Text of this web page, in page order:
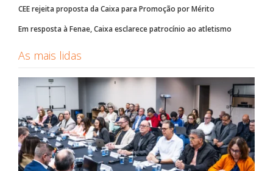
CEE rejeita proposta da Caixa para Promoção por Mérito
Em resposta à Fenae, Caixa esclarece patrocínio ao atletismo
As mais lidas